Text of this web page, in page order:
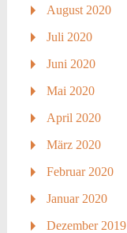
August 2020
Juli 2020
Juni 2020
Mai 2020
April 2020
März 2020
Februar 2020
Januar 2020
Dezember 2019